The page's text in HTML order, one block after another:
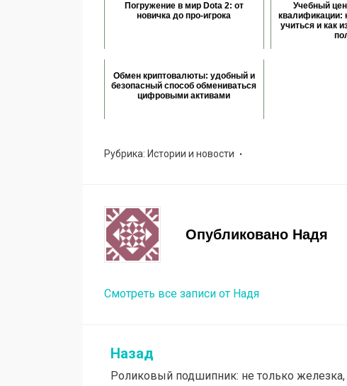
Погружение в мир Dota 2: от
новичка до про-игрока
Учебный
квалификации:
учиться и как
Обмен криптовалюты: удобный и
безопасный способ обмениваться
цифровыми активами
Рубрика: Истории и новости
Опубликовано Надя
Смотреть все записи от Надя
Навигация
Назад
Роликовый подшипник: не только железка,